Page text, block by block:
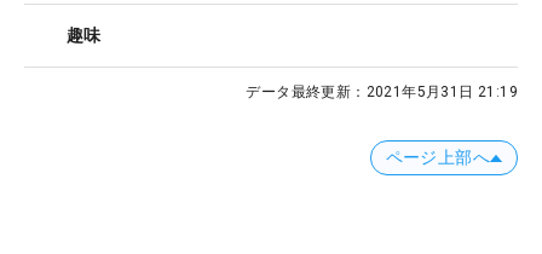
趣味
データ最終更新： 2021年5月31日 21:19
ページ上部へ